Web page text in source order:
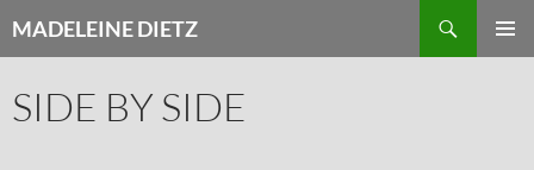
Inhalt
MADELEINE DIETZ
SIDE BY SIDE